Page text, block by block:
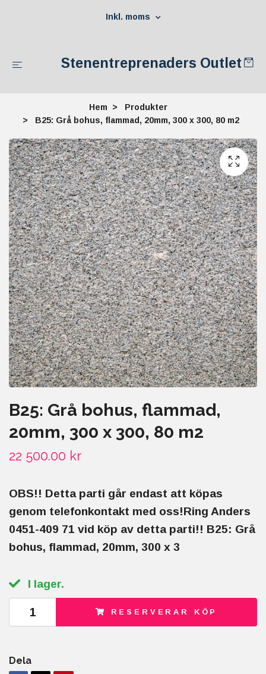
Inkl. moms
Stenentreprenaders Outlet
Hem
Produkter
B25: Grå bohus, flammad, 20mm, 300 x 300, 80 m2
B25: Grå bohus, flammad,
20mm, 300 x 300, 80 m2
22 500.00 kr
OBS!! Detta parti går endast att köpas
genom telefonkontakt med oss!Ring Anders
0451-409 71 vid köp av detta parti!! B25: Grå
bohus, flammad, 20mm, 300 x 3
I lager.
RESERVERAR KÖP
Dela